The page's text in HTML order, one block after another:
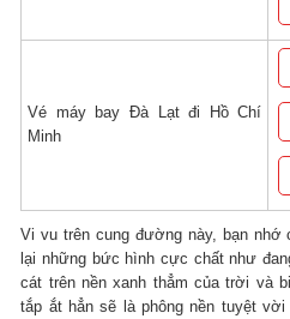
Vé máy bay Đà Lạt đi Hồ Chí
Minh
Vi vu trên cung đường này, bạn nhớ
lại những bức hình cực chất như
cát trên nền xanh thẳm của trời và
tắp ắt hẳn sẽ là phông nền tuyệt